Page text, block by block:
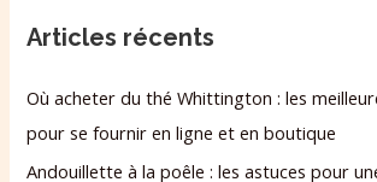
Articles récents
Où acheter du thé Whittington : les
pour se fournir en ligne et en boutique
Andouillette à la poêle : les astuces pour